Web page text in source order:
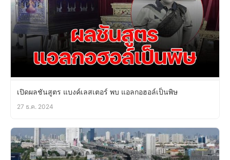
เปิดผลชันสูตร แบงค์เลสเตอร์ พบ แอลกอฮอล์เป็นพิษ
27 ธ.ค. 2024